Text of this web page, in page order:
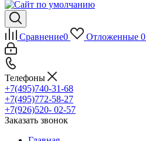
Сравнение0 Отложенные 0
Телефоны
+7(495)740-31-68
+7(495)772-58-27
+7(926)520- 02-57
Заказать звонок